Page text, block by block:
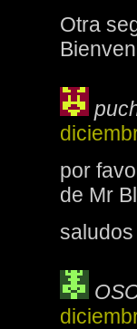
Otra
por
de Mr
saludos